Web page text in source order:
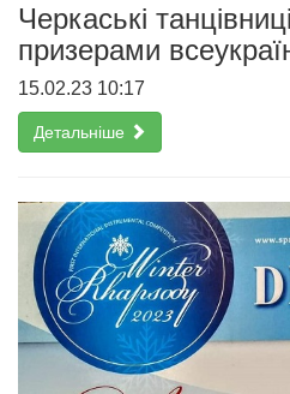
Черкаські
призерами
15.02.23 10:17
Детальніше